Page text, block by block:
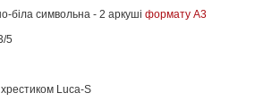
біла символьна - 2 аркуші формату А3
5
Luca-S